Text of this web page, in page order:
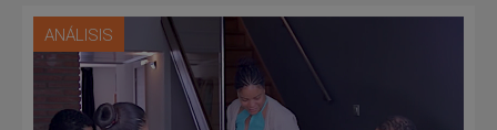
ANÁLISIS